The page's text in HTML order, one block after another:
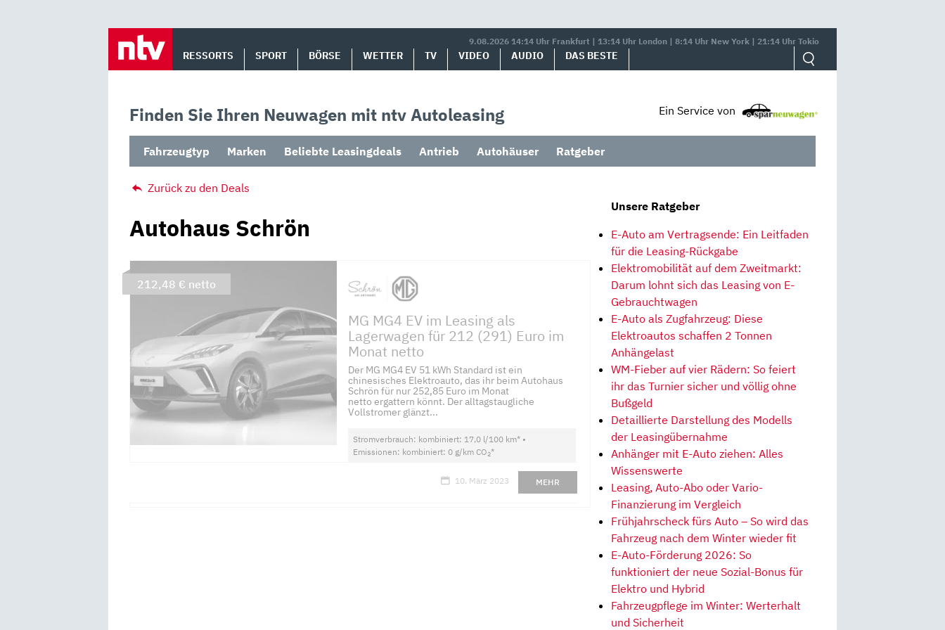
9.08.2026 14:14 Uhr Frankfurt | 13:14 Uhr London | 8:14 Uhr New York | 21:14 Uhr Tokio
RESSORTS SPORT BÖRSE WETTER TV VIDEO AUDIO DAS BESTE
Finden Sie Ihren Neuwagen mit ntv Autoleasing Ein Service von
Fahrzeugtyp Marken Beliebte Leasingdeals Antrieb Autohäuser Ratgeber
Zurück zu den Deals
Autohaus Schrön
MG MG4 EV im Leasing als
Lagerwagen für 212 (291) Euro im
Monat netto
Der MG MG4 EV 51 kWh Standard ist ein
chinesisches Elektroauto, das ihr beim Autohaus
Schrön für nur 252,85 Euro im Monat
netto ergattern könnt. Der alltagstaugliche
Vollstromer glänzt...
Stromverbrauch: kombiniert: 17,0 l/100 km* •
Emissionen: kombiniert: 0 g/km CO2*
10. März 2023 MEHR
212,48 € netto
Unsere Ratgeber
E-Auto am Vertragsende: Ein Leitfaden
für die Leasing-Rückgabe
Elektromobilität auf dem Zweitmarkt:
Darum lohnt sich das Leasing von E-
Gebrauchtwagen
E-Auto als Zugfahrzeug: Diese
Elektroautos schaffen 2 Tonnen
Anhängelast
WM-Fieber auf vier Rädern: So feiert
ihr das Turnier sicher und völlig ohne
Bußgeld
Detaillierte Darstellung des Modells
der Leasingübernahme
Anhänger mit E-Auto ziehen: Alles
Wissenswerte
Leasing, Auto-Abo oder Vario-
Finanzierung im Vergleich
Frühjahrscheck fürs Auto – So wird das
Fahrzeug nach dem Winter wieder fit
E-Auto-Förderung 2026: So
funktioniert der neue Sozial-Bonus für
Elektro und Hybrid
Fahrzeugpflege im Winter: Werterhalt
und Sicherheit